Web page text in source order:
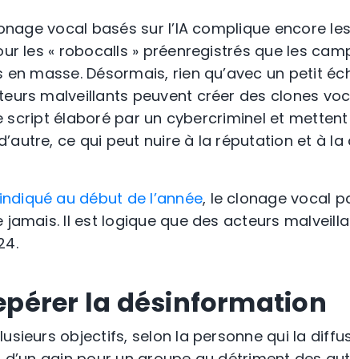
vocal basés sur l’IA complique encore
les « robocalls » préenregistrés que les
masse. Désormais, rien qu’avec un petit
malveillants peuvent créer des clones
script élaboré par un cybercriminel et
ce qui peut nuire à la réputation et à
au début de l’année, le clonage vocal
Il est logique que des acteurs
la désinformation
objectifs, selon la personne qui la